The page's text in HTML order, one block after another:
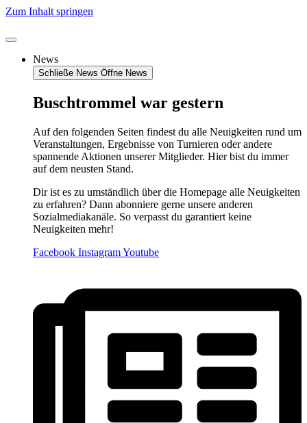
Zum Inhalt springen
News
Schließe News Öffne News
Buschtrommel war gestern
Auf den folgenden Seiten findest du alle Neuigkeiten rund um
Veranstaltungen, Ergebnisse von Turnieren oder andere
spannende Aktionen unserer Mitglieder. Hier bist du immer
auf dem neusten Stand.
Dir ist es zu umständlich über die Homepage alle Neuigkeiten
zu erfahren? Dann abonniere gerne unsere anderen
Sozialmediakanäle. So verpasst du garantiert keine
Neuigkeiten mehr!
Facebook InstagramYoutube